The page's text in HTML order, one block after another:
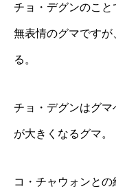
チョ・デグンのこ
無表情のグマです
る。
チョ・デグンはグ
が大きくなるグマ。
コ・チャウォンと